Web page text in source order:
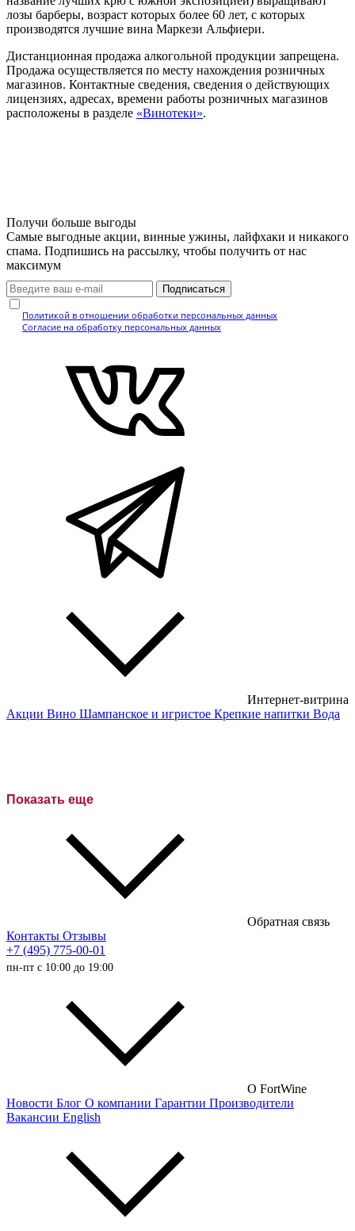
лозы барберы, возраст которых более 60 лет, с которых
производятся лучшие вина Маркези Альфиери.
Дистанционная продажа алкогольной продукции запрещена.
Продажа осуществляется по месту нахождения розничных
магазинов. Контактные сведения, сведения о действующих
лицензиях, адресах, времени работы розничных магазинов
расположены в разделе «Винотеки».
Получи больше выгоды
Самые выгодные акции, винные ужины, лайфхаки и никакого
спама. Подпишись на рассылку, чтобы получить от нас
максимум
Подписаться
Политикой в отношении обработки персональных данных
Согласие на обработку персональных данных
Интернет-витрина
Акции Вино Шампанское и игристое Крепкие напитки Вода
Полусухие вина
Полусладкие вина
Итальянские вина
Испанские вина
Немецкие вина
Австрийские вина
Чилийские вина
Португальские вина
Аргентинские вина
Показать еще
Обратная связь
Контакты Отзывы
+7 (495) 775-00-01
пн-пт с 10:00 до 19:00
О FortWine
Новости Блог О компании Гарантии Производители
Вакансии English